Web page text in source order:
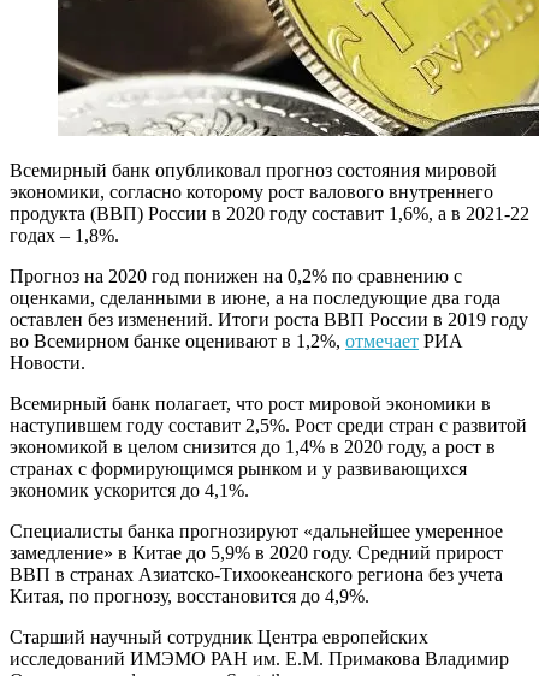
Всемирный банк опубликовал прогноз состояния мировой
экономики, согласно которому рост валового внутреннего
продукта (ВВП) России в 2020 году составит 1,6%, а в 2021-22
годах ‒ 1,8%.
Прогноз на 2020 год понижен на 0,2% по сравнению с
оценками, сделанными в июне, а на последующие два года
оставлен без изменений. Итоги роста ВВП России в 2019 году
во Всемирном банке оценивают в 1,2%, отмечает РИА
Новости.
Всемирный банк полагает, что рост мировой экономики в
наступившем году составит 2,5%. Рост среди стран с развитой
экономикой в целом снизится до 1,4% в 2020 году, а рост в
странах с формирующимся рынком и у развивающихся
экономик ускорится до 4,1%.
Специалисты банка прогнозируют «дальнейшее умеренное
замедление» в Китае до 5,9% в 2020 году. Средний прирост
ВВП в странах Азиатско-Тихоокеанского региона без учета
Китая, по прогнозу, восстановится до 4,9%.
Старший научный сотрудник Центра европейских
исследований ИМЭМО РАН им. Е.М. Примакова Владимир